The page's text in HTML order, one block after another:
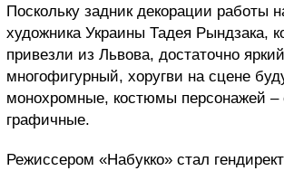
Поскольку задник декорации работы
художника Украины Тадея Рындзака,
привезли из Львова, достаточно
многофигурный, хоругви на сцене
монохромные, костюмы персонажей –
графичные.
Режиссером «Набукко» стал